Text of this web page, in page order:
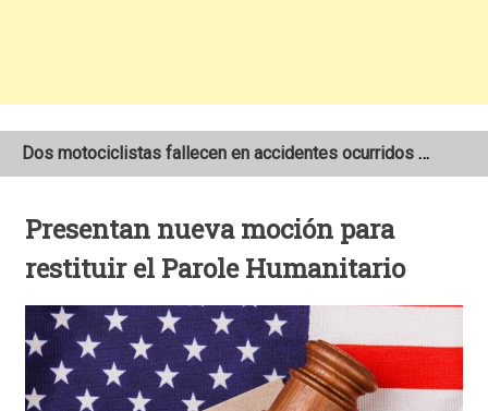
Dos motociclistas fallecen en accidentes ocurridos en la Carretera Nueva a León
Presentan nueva moción para
restituir el Parole Humanitario